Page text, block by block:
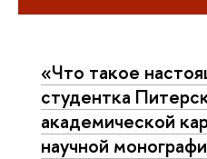
«Что такое
студентка
академической
научной